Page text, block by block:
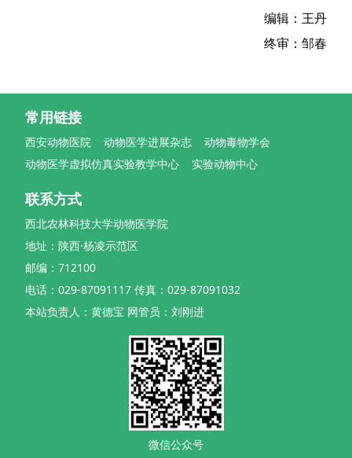
编辑：王丹
终审：邹春
常用链接
西安动物医院 动物医学进展杂志
动物毒物学会
动物医学虚拟仿真实验教学中心
实验动物中心
联系方式
西北农林科技大学动物医学院
地址：陕西·杨凌示范区
邮编：712100
电话：029-87091117 传真：029-87091032
本站负责人：黄德宝 网管员：刘刚进
微信公众号